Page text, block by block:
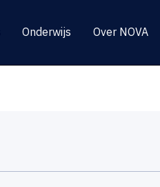
Onderwijs Over NOVA